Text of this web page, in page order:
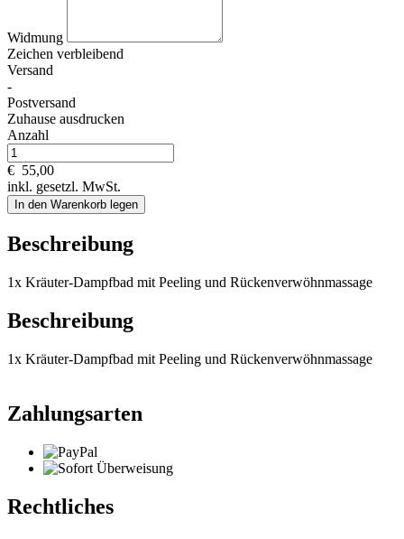
Widmung
Zeichen verbleibend
Versand
-
Postversand
Zuhause ausdrucken
Anzahl
€ 55,00
inkl. gesetzl. MwSt.
In den Warenkorb legen
Beschreibung
1x Kräuter-Dampfbad mit Peeling und Rückenverwöhnmassage
Beschreibung
1x Kräuter-Dampfbad mit Peeling und Rückenverwöhnmassage
Zahlungsarten
Rechtliches